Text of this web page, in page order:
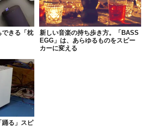
スピーカー
として使えるので、寝るときに
とイヤホンを付けて、て耳が押し付けられ
ら抜けてどこかに転がっていなくなった
首に絡まったり、それらから解放されると
できる「枕
新しい音楽の持ち歩き方。「BASS
EGG」は、あらゆるものをスピー
カーに変える
踊る」スピ